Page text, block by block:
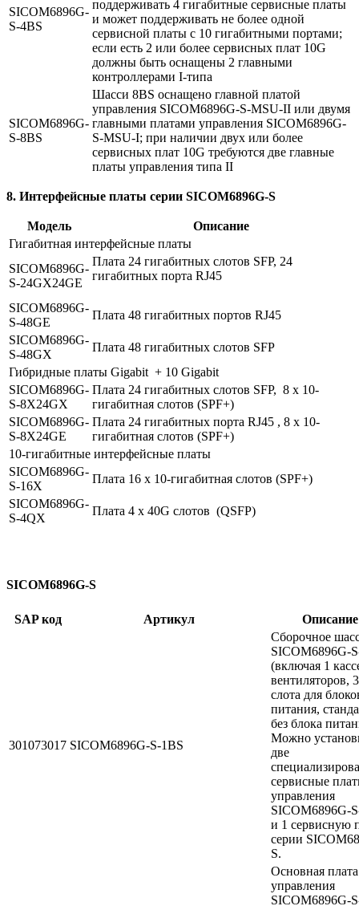
SICOM6896G-
S-4BS
поддерживать 4 гигабитные сервисные платы
и может поддерживать не более одной
сервисной платы с 10 гигабитными портами;
если есть 2 или более сервисных плат 10G
должны быть оснащены 2 главными
контроллерами I-типа
SICOM6896G-
S-8BS
Шасси 8BS оснащено главной платой
управления SICOM6896G-S-MSU-II или двумя
главными платами управления SICOM6896G-
S-MSU-I; при наличии двух или более
сервисных плат 10G требуются две главные
платы управления типа II
8. Интерфейсные платы серии SICOM6896G-S
Модель
Описание
Гигабитная интерфейсные платы
SICOM6896G-
S-24GX24GE
Плата 24 гигабитных слотов SFP, 24
гигабитных порта RJ45
SICOM6896G-
S-48GE
Плата 48 гигабитных портов RJ45
SICOM6896G-
S-48GX
Плата 48 гигабитных слотов SFP
Гибридные платы Gigabit + 10 Gigabit
SICOM6896G-
S-8X24GX
Плата 24 гигабитных слотов SFP, 8 х 10-
гигабитная слотов (SPF+)
SICOM6896G-
S-8X24GE
Плата 24 гигабитных порта RJ45 , 8 х 10-
гигабитная слотов (SPF+)
10-гигабитные интерфейсные платы
SICOM6896G-
S-16X
Плата 16 х 10-гигабитная слотов (SPF+)
SICOM6896G-
S-4QX
Плата 4 х 40G слотов (QSFP)
SICOM6896G-S
SAP код Артикул Описание
301073017 SICOM6896G-S-1BS
Сборочное
SICOM6896G-
(включая 1
вентиляторов, 3
слота для
питания,
без блока
Можно
две
сервисные
управления
SICOM6896G-
и 1 сервисную
серии
S.
Основная плата
управления
SICOM6896G-